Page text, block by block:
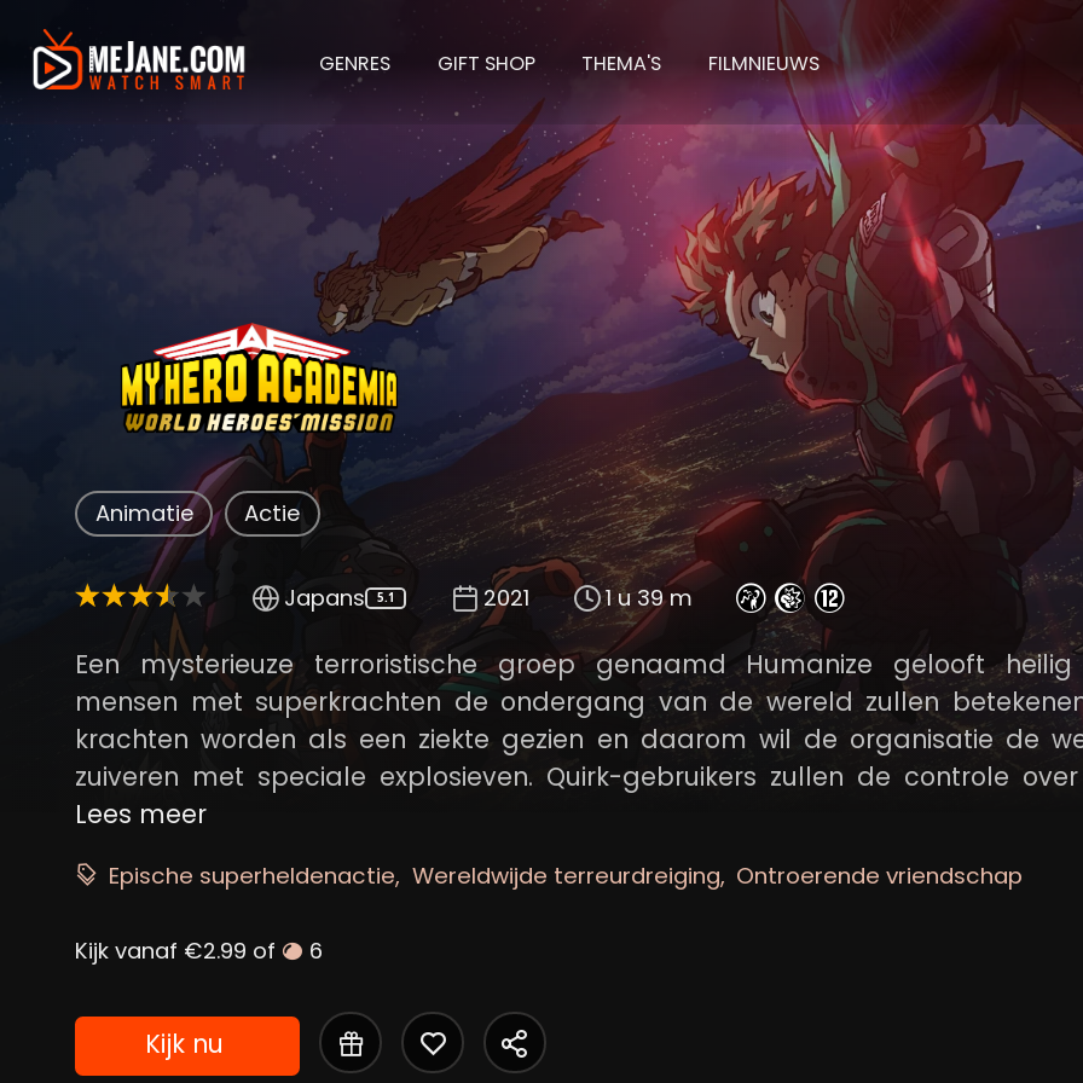
GENRES GIFT SHOP THEMA'S FILMNIEUWS
My Hero Academia - World Heroes Mission
Animatie Actie
Japans 5.1 2021 1 u 39 m
Een mysterieuze terroristische groep genaamd Humanize gelooft
mensen met superkrachten de ondergang van de wereld zullen
krachten worden als een ziekte gezien en daarom wil de organisatie de
zuiveren met speciale explosieven. Quirk-gebruikers zullen de controle
krachten verliezen, wat tot massavernietiging moet leiden. Om iedereen te
waaronder Deku en zijn klasgenoten, om Humanize te stoppen.
Lees meer
Epische superheldenactie Wereldwijde terreurdreiging Ontroerende vriendschap
Kijk vanaf €2.99 of 6
Kijk nu